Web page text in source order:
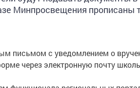
Минпросвещения прописаны
письмом с уведомлением о
через электронную почту